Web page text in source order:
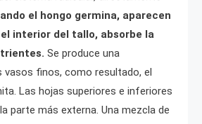
el hongo germina, aparecen
interior del tallo, absorbe la
Se produce una
vasos finos, como resultado, el
Las hojas superiores e inferiores
parte más externa. Una mezcla de